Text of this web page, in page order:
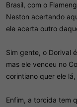
Brasil, com o
Neston acertando
ele acerta outro
Sim gente, o Dorival
mas ele venceu no
corintiano quer ele
Enfim, a torcida tem